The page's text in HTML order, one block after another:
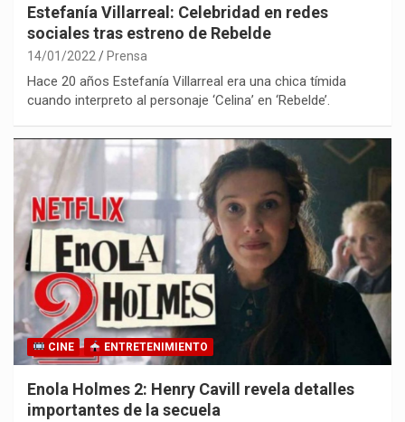
Estefanía Villarreal: Celebridad en redes
sociales tras estreno de Rebelde
14/01/2022 Prensa
Hace 20 años Estefanía Villarreal era una chica tímida
cuando interpreto al personaje ‘Celina’ en ‘Rebelde’.
CINE ENTRETENIMIENTO
Enola Holmes 2: Henry Cavill revela detalles
importantes de la secuela